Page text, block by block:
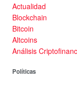
Actualidad
Blockchain
Bitcoin
Altcoins
Análisis
Políticas